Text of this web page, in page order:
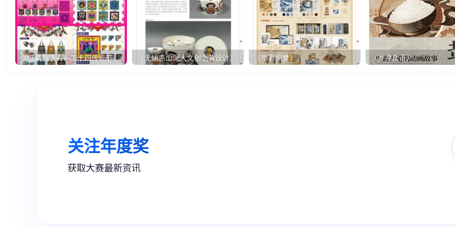
《纸裁四季——二十四传统节气文创设计》 《无锡惠山泥人文创包装设计》 《华彩织梦》 《岁月盐语》